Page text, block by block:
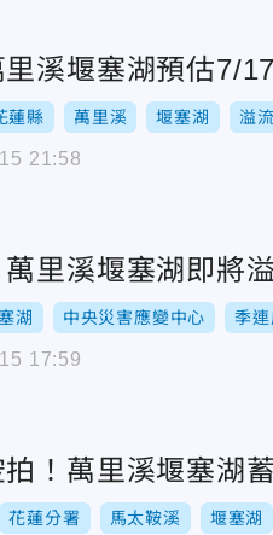
里溪堰塞湖預估7/
蓮縣 萬里溪 堰塞湖 溢流
21:58
萬里溪堰塞湖即將
湖 中央災害應變中心 季連
17:59
拍！萬里溪堰塞湖
花蓮分署 馬太鞍溪 堰塞湖